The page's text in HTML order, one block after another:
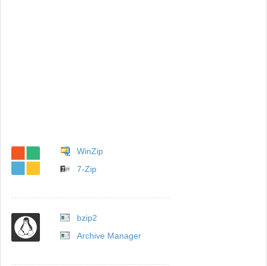
WinZip
7-Zip
bzip2
Archive Manager